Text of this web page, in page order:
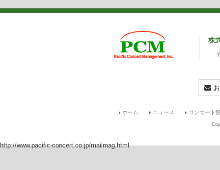
株
ホーム ニュース コンサート
http://www.pacific-concert.co.jp/mailmag.html